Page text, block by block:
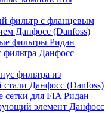
фильтр с фланцевым
Данфосс (Danfoss)
фильтры Ридан
Данфосс
фильтра из
Данфосс (Danfoss)
для FIA Ридан
элемент Данфосс